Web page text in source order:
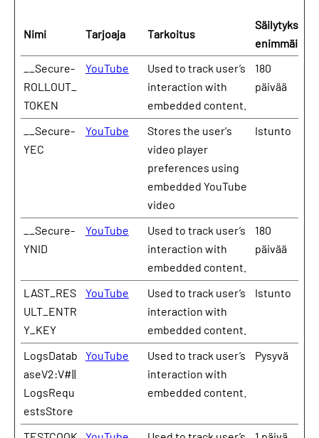
Nimi Tarjoaja Tarkoitus
Säilytyksen
__Secure-
ROLLOUT_
TOKEN
YouTube
Used to track user’s
interaction with
embedded content.
180
päivää
__Secure-
YEC
YouTube
Stores the user's
video player
preferences using
embedded YouTube
video
Istunto
__Secure-
YNID
YouTube
Used to track user’s
interaction with
embedded content.
180
päivää
LAST_RES
ULT_ENTR
Y_KEY
YouTube
Used to track user’s
interaction with
embedded content.
Istunto
LogsDatab
aseV2:V#||
LogsRequ
estsStore
YouTube
Used to track user’s
interaction with
embedded content.
Pysyvä